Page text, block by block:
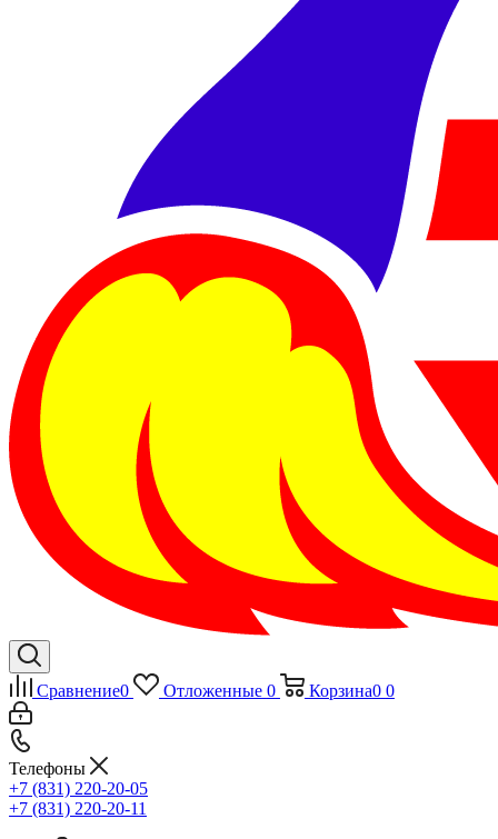
Сравнение0 Отложенные 0 Корзина0 0
Телефоны
+7 (831) 220-20-05
+7 (831) 220-20-11